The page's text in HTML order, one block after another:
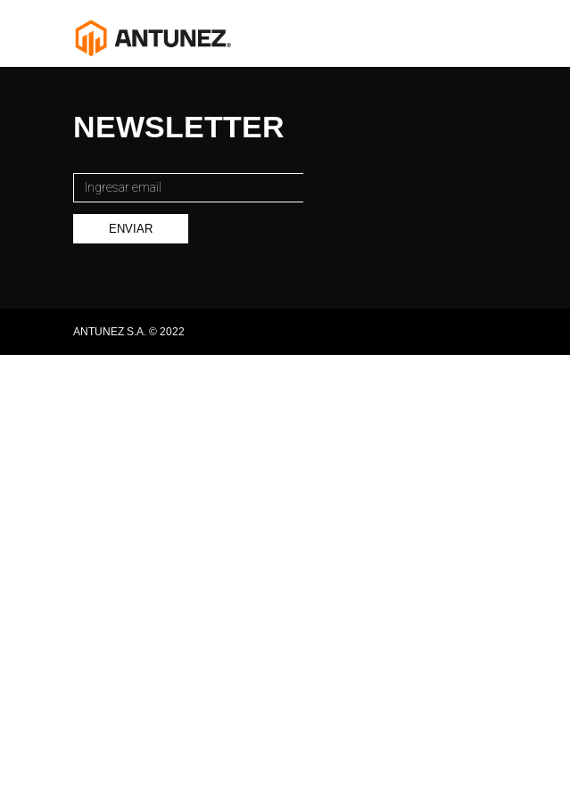
NEWSLETTER
ENVIAR
ANTUNEZ S.A. © 2022